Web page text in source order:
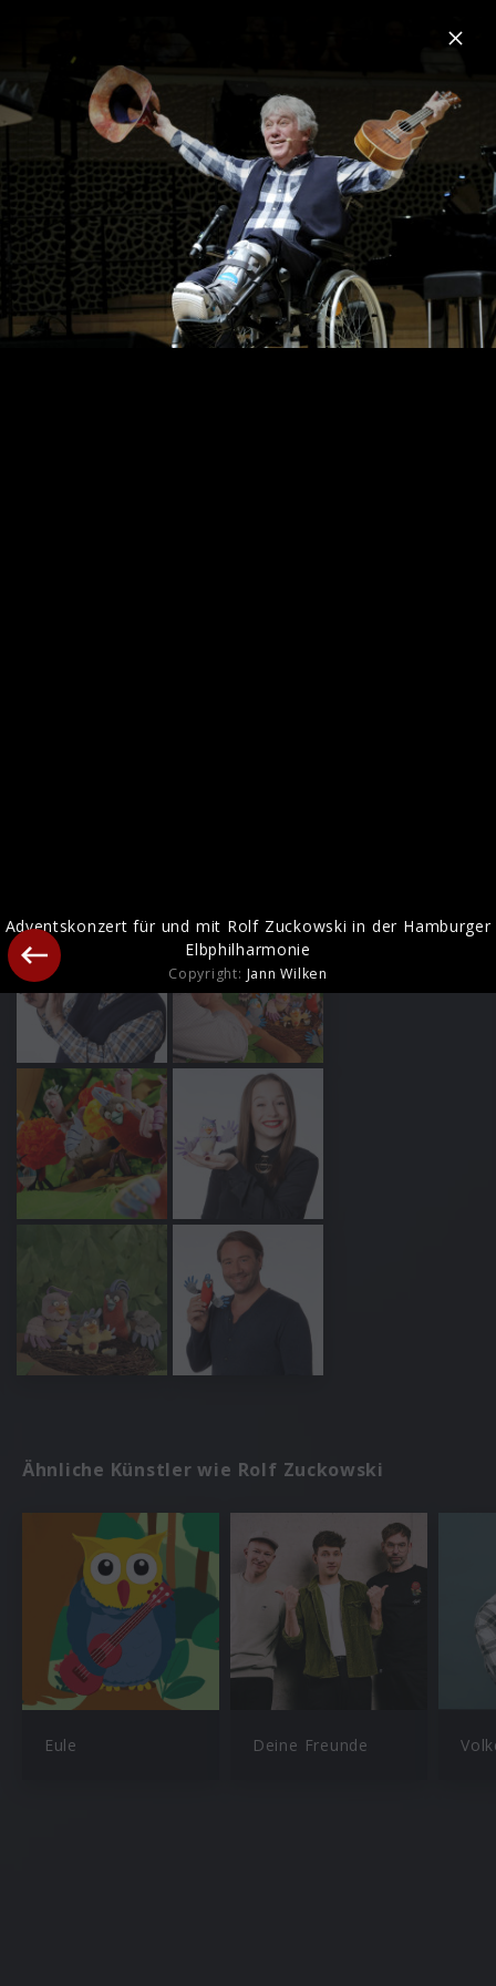
Menu
Rolf Zuckowski
Home News Musik Videos Fotos Biografie
Adventskonzert für und mit Rolf
Zuckowski in der Hamburger
Elbphilharmonie
Ähnliche Künstler wie Rolf Zuckowski
Eule Deine Freunde
Adventskonzert für und mit Rolf Zuckowski in der Hamburger
Elbphilharmonie
Copyright: Jann Wilken